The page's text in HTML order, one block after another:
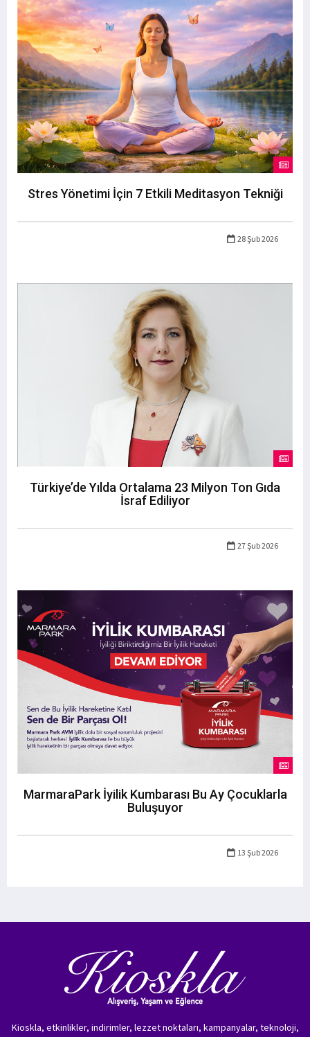
Stres Yönetimi İçin 7 Etkili Meditasyon Tekniği
28 Şub 2026
Türkiye’de Yılda Ortalama 23 Milyon Ton Gıda
İsraf Ediliyor
27 Şub 2026
MarmaraPark İyilik Kumbarası Bu Ay Çocuklarla
Buluşuyor
13 Şub 2026
Kioskla, etkinlikler, indirimler, lezzet noktaları, kampanyalar, teknoloji,